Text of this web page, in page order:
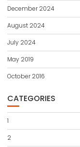
December 2024
August 2024
July 2024
May 2019
October 2016
CATEGORIES
1
2